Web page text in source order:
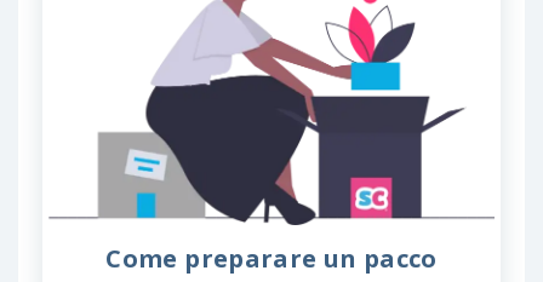
Come preparare un pacco